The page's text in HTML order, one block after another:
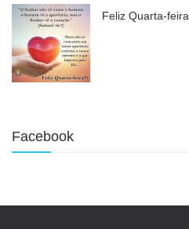
Feliz Quarta-feira
Facebook